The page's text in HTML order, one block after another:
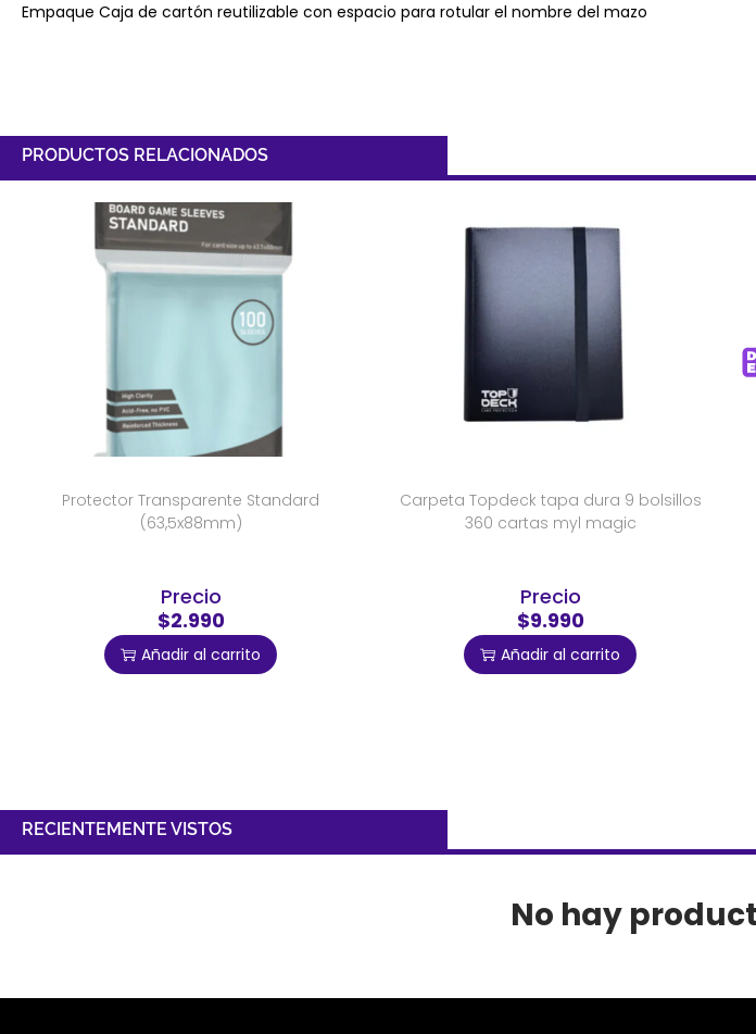
Empaque Caja de cartón reutilizable con espacio para rotular el nombre del mazo
PRODUCTOS RELACIONADOS
Protector Transparente Standard
(63,5x88mm)
Precio
$2.990
Añadir al carrito
Carpeta Topdeck tapa dura 9 bolsillos
360 cartas myl magic
Precio
$9.990
Añadir al carrito
RECIENTEMENTE VISTOS
No hay